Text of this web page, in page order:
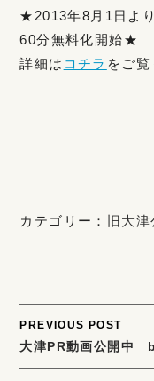
★2013年8月1日よ
60分無料化開始★
詳細は コチラ をご覧
カテゴリー： 旧大
Post
navigation
PREVIOUS POST
大津PR動画公開中